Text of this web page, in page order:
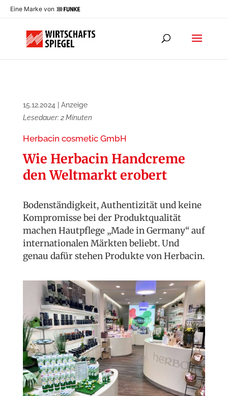
Eine Marke von
15.12.2024
Anzeige
Lesedauer: 2 Minuten
Herbacin cosmetic GmbH
Wie Herbacin Handcreme
den Weltmarkt erobert
Bodenständigkeit, Authentizität und keine
Kompromisse bei der Produktqualität
machen Hautpflege „Made in Germany“ auf
internationalen Märkten beliebt. Und
genau dafür stehen Produkte von Herbacin.